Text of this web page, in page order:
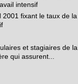
intensif
2001 fixant le taux de
et stagiaires de
qui assurent...